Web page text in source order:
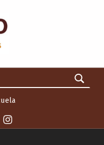
Instagram